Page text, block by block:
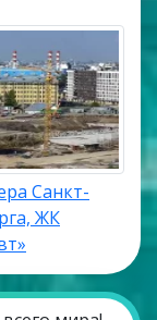
Санкт-
ЖК